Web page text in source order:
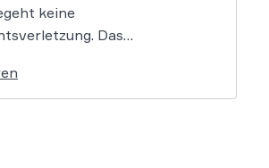
keine
Das
nicht geschützt sind
Umgestaltung zulässig